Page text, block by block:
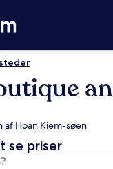
Hoan Kiem-søen
se priser